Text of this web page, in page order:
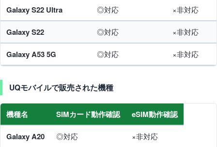
Galaxy S22 Ultra ◎対応 ×非対応
Galaxy S22 ◎対応 ×非対応
Galaxy A53 5G ◎対応 ×非対応
UQモバイルで販売された機種
機種名 SIMカード動作確認 eSIM動作確認
Galaxy A20 ◎対応 ×非対応